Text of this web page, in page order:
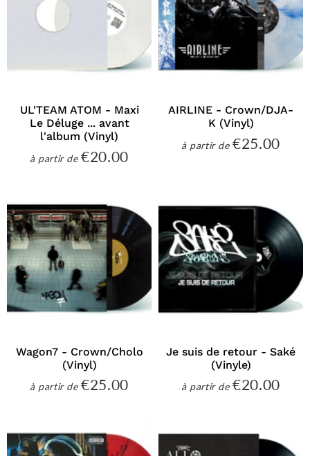
UL'TEAM ATOM - Maxi
Le Déluge ... avant
l'album (Vinyl)
à partir dePrix
€20.00
AIRLINE - Crown/DJA-
K (Vinyl)
à partir dePrix
€25.00
Wagon7 - Crown/Cholo
(Vinyl)
à partir dePrix
€25.00
Je suis de retour - Saké
(Vinyle)
à partir dePrix
€20.00